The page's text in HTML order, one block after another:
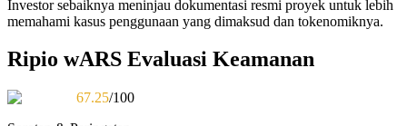
Investor sebaiknya meninjau dokumentasi resmi proyek untuk lebih
memahami kasus penggunaan yang dimaksud dan tokenomiknya.
Ripio wARS Evaluasi Keamanan
67.25/100